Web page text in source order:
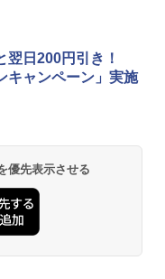
善] スチームオーブン
らし 二人暮らし フラ
ーム調理 自動メニュ
約機能 ブラック AMR
翌日200円引き！
キャンペーン」実施
優先表示させる